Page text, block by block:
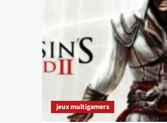
jeux multigamers